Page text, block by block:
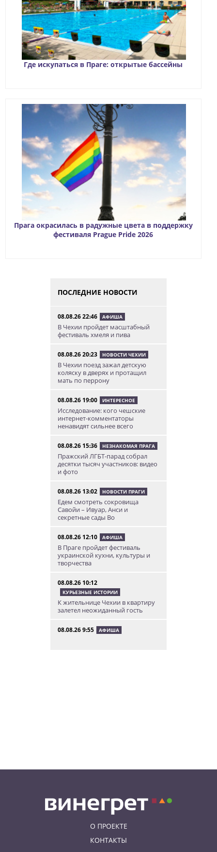
Где искупаться в Праге: открытые бассейны
Прага окрасилась в радужные цвета в поддержку
фестиваля Prague Pride 2026
ПОСЛЕДНИЕ НОВОСТИ
08.08.26 22:46 АФИША
В Чехии пройдет масштабный
фестиваль хмеля и пива
08.08.26 20:23 НОВОСТИ ЧЕХИИ
В Чехии поезд зажал детскую
коляску в дверях и протащил
мать по перрону
08.08.26 19:00 ИНТЕРЕСНОЕ
Исследование: кого чешские
интернет-комментаторы
ненавидят сильнее всего
08.08.26 15:36 НЕЗНАКОМАЯ ПРАГА
Пражский ЛГБТ-парад собрал
десятки тысяч участников: видео
и фото
08.08.26 13:02 НОВОСТИ ПРАГИ
Едем смотреть сокровища
Савойи – Ивуар, Анси и
секретные сады Во
08.08.26 12:10 АФИША
В Праге пройдет фестиваль
украинской кухни, культуры и
творчества
08.08.26 10:12
КУРЬЕЗНЫЕ ИСТОРИИ
К жительнице Чехии в квартиру
залетел неожиданный гость
08.08.26 9:55 АФИША
О ПРОЕКТЕ
КОНТАКТЫ